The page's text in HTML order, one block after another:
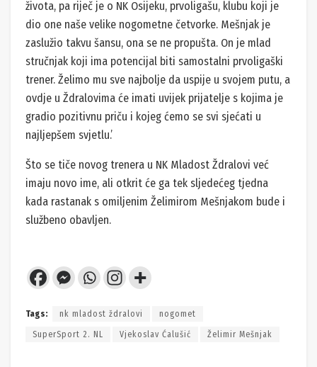
života, pa riječ je o NK Osijeku, prvoligašu, klubu koji je
dio one naše velike nogometne četvorke. Mešnjak je
zaslužio takvu šansu, ona se ne propušta. On je mlad
stručnjak koji ima potencijal biti samostalni prvoligaški
trener. Želimo mu sve najbolje da uspije u svojem putu, a
ovdje u Ždralovima će imati uvijek prijatelje s kojima je
gradio pozitivnu priču i kojeg ćemo se svi sjećati u
najljepšem svjetlu.’
Što se tiče novog trenera u NK Mladost Ždralovi već
imaju novo ime, ali otkrit će ga tek sljedećeg tjedna
kada rastanak s omiljenim Želimirom Mešnjakom bude i
službeno obavljen.
Tags: nk mladost ždralovi nogomet
SuperSport 2. NL Vjekoslav Ćalušić Želimir Mešnjak